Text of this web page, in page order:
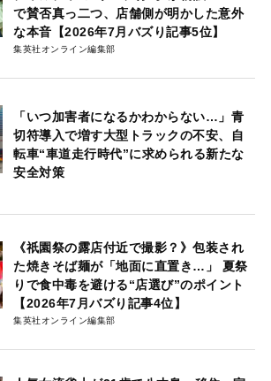
で賛否真っ二つ、店舗側が明かした意外
な本音【2026年7月バズり記事5位】
集英社オンライン編集部
「いつ加害者になるかわからない…」青
切符導入で増す大型トラックの不安、自
転車“車道走行時代”に求められる新たな
安全対策
《祇園祭の露店付近で撮影？》包装され
た焼きそば麺が「地面に直置き…」 夏祭
りで食中毒を避ける“店選び”のポイント
【2026年7月バズり記事4位】
集英社オンライン編集部